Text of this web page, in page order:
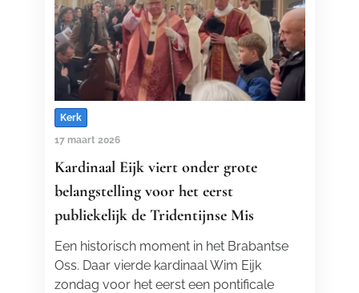
Kerk
17 maart 2026
Kardinaal Eijk viert onder grote
belangstelling voor het eerst
publiekelijk de Tridentijnse Mis
Een historisch moment in het Brabantse
Oss. Daar vierde kardinaal Wim Eijk
zondag voor het eerst een pontificale